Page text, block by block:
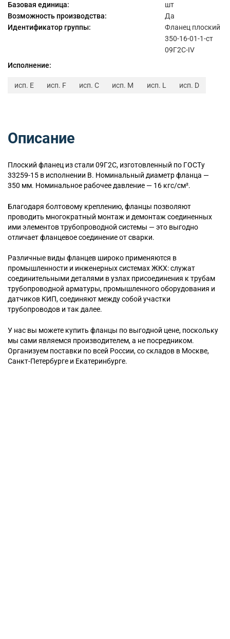
Базовая единица:
шт
Возможность производства:
Да
Идентификатор группы:
Фланец плоский
350-16-01-1-ст
09Г2С-IV
Исполнение:
исп. E исп. F исп. C исп. M исп. L исп. D
Описание
Плоский фланец из стали 09Г2С, изготовленный по ГОСТу
33259-15 в исполнении B. Номинальный диаметр фланца —
350 мм. Номинальное рабочее давление — 16 кгс/см².
Благодаря болтовому креплению, фланцы позволяют
проводить многократный монтаж и демонтаж соединенных
ими элементов трубопроводной системы — это выгодно
отличает фланцевое соединение от сварки.
Различные виды фланцев широко применяются в
промышленности и инженерных системах ЖКХ: служат
соединительными деталями в узлах присоединения к трубам
трубопроводной арматуры, промышленного оборудования и
датчиков КИП, соединяют между собой участки
трубопроводов и так далее.
У нас вы можете купить фланцы по выгодной цене, поскольку
мы сами являемся производителем, а не посредником.
Организуем поставки по всей России, со складов в Москве,
Санкт-Петербурге и Екатеринбурге.